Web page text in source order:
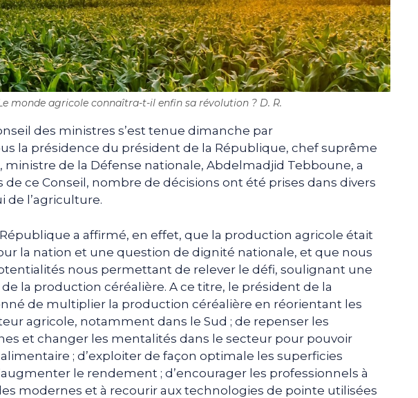
monde agricole connaîtra-t-il enfin sa révolution ? D. R.
des ministres s’est tenue dimanche par
la présidence du président de la République, chef suprême
ministre de la Défense nationale, Abdelmadjid Tebboune, a
de ce Conseil, nombre de décisions ont été prises dans divers
de l’agriculture.
a affirmé, en effet, que la production agricole était
la nation et une question de dignité nationale, et que nous
nous permettant de relever le défi, soulignant une
la production céréalière. A ce titre, le président de la
de multiplier la production céréalière en réorientant les
agricole, notamment dans le Sud ; de repenser les
et changer les mentalités dans le secteur pour pouvoir
; d’exploiter de façon optimale les superficies
le rendement ; d’encourager les professionnels à
modernes et à recourir aux technologies de pointe utilisées